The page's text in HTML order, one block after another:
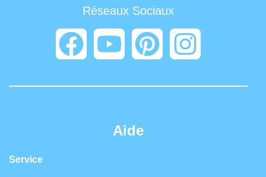
Réseaux Sociaux
Aide
Service